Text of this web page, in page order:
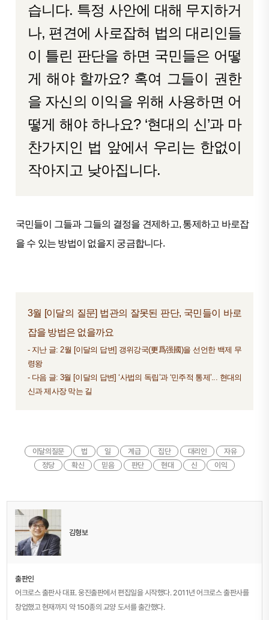
습니다. 특정 사안에 대해 무지하거
나, 편견에 사로잡혀 법의 대리인들
이 틀린 판단을 하면 국민들은 어떻
게 해야 할까요? 혹여 그들이 권한
을 자신의 이익을 위해 사용하면 어
떻게 해야 하나요? ‘현대의 신’과 마
찬가지인 법 앞에서 우리는 한없이
작아지고 낮아집니다.
국민들이 그들과 그들의 결정을 견제하고, 통제하고 바로잡
을 수 있는 방법이 없을지 궁금합니다.
3월 [이달의 질문] 법관의 잘못된 판단, 국민들이 바로
잡을 방법은 없을까요
- 지난 글: 2월 [이달의 답변] 갱위강국(更爲强國)을 선언한 백제 무
령왕
- 다음 글: 3월 [이달의 답변] ‘사법의 독립’과 ‘민주적 통제’... 현대의
신과 제사장 막는 길
이달의질문 법 일 계급 집단 대리인
자유
정당
확신 믿음 판단 현대 신 이익
김형보
출판인
어크로스 출판사 대표. 웅진출판에서 편집일을 시작했다. 2011년 어크로스 출판사를
창업했고 현재까지 약 150종의 교양 도서를 출간했다.